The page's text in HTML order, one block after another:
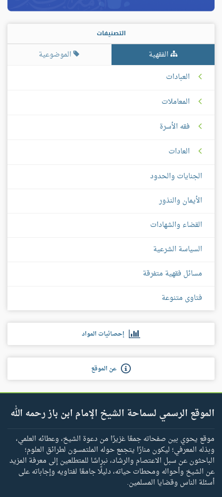
التصنيفات
الفقهية
الموضوعية
العبادات
المعاملات
فقه الأسرة
العادات
الجنايات والحدود
الأيمان والنذور
القضاء والشهادات
السياسة الشرعية
مسائل فقهية متفرقة
فتاوى متنوعة
إحصائيات المواد
عن الموقع
الموقع الرسمي لسماحة الشيخ الإمام ابن باز رحمه الله
موقع يحوي بين صفحاته جمعًا غزيرًا من دعوة الشيخ، وعطائه العلمي،
وبذله المعرفي؛ ليكون منارًا يتجمع حوله الملتمسون لطرائق العلوم؛
الباحثون عن سبل الاعتصام والرشاد، نبراسًا للمتطلعين إلى معرفة المزيد
عن الشيخ وأحواله ومحطات حياته، دليلًا جامعًا لفتاويه وإجاباته على
أسئلة الناس وقضايا المسلمين.